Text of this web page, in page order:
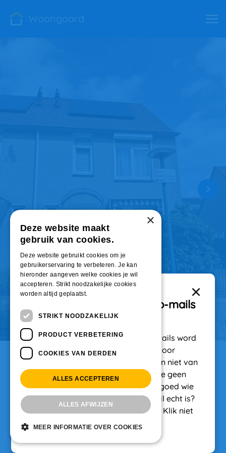
Woongaard
Henri Knapstraat 22
Aangeboden door Poort6
Reageren mogelijk tot 09-07-2026 06:00
×
Deze website maakt
gebruik van cookies.
Deze website gebruikt cookies om je
gebruikerservaring te verbeteren. Je kan
hieronder aangeven welke cookies je wil
accepteren. Strikt noodzakelijke cookies
worden altijd geplaatst.
STRIKT NOODZAKELIJK
PRODUCT VERBETERING
COOKIES VAN DERDEN
ALLES ACCEPTEREN
ALLES AFWIJZEN
MEER INFORMATIE OVER COOKIES
Belangrijk: Pas op voor nep-mails
Er zijn op dit moment nep-mails
(phishingmails) in omloop. In deze mails word
je gevraagd om verlengingskosten voor
WoningNet te betalen. Deze mails zijn niet van
ons. In de Regio Woongaard betaal je geen
verlengingskosten. Controleer altijd goed wie
de afzender is. Twijfel je of een e-mail echt is?
Neem dan eerst contact met ons op. Klik niet
op links en doe geen betaling.